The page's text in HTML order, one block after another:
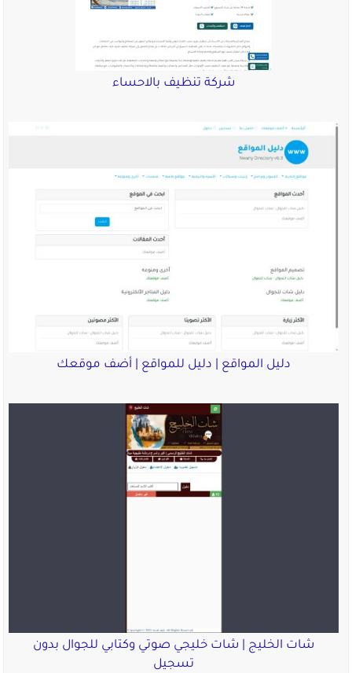
شركة تنظيف بالاحساء
دليل المواقع | دليل للمواقع | أضف موقعك
شات الخليج | شات خليجي صوتي وكتابي للجوال بدون
تسجيل